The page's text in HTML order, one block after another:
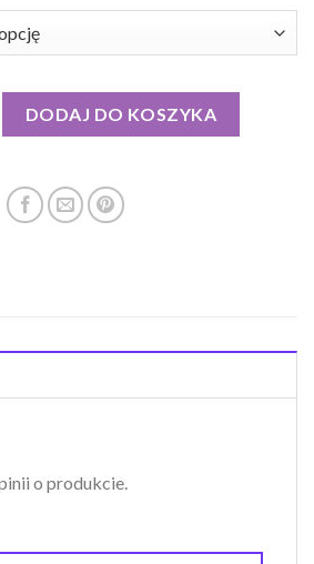
puchowa z kapturem
DODAJ DO KOSZYKA
o produkcie.